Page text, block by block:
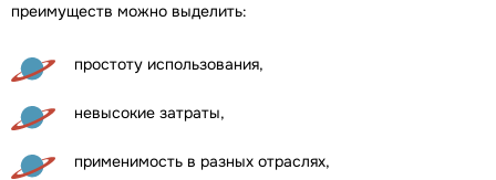
преимуществ можно выделить:
простоту использования,
невысокие затраты,
применимость в разных отраслях,